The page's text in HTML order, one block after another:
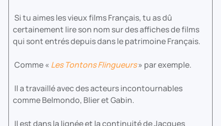
Si tu aimes les vieux films Français, tu as dû
certainement lire son nom sur des affiches de films
qui sont entrés depuis dans le patrimoine Français.
Comme « Les Tontons Flingueurs» par exemple.
Il a travaillé avec des acteurs incontournables
comme Belmondo, Blier et Gabin.
Il est dans la lignée et la continuité de Jacques